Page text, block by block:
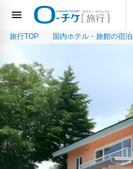
旅行TOP 国内ホテル・旅館の宿